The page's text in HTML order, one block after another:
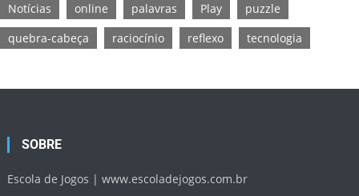
Notícias
online palavras Play
puzzle
quebra-cabeça
raciocínio reflexo tecnologia
SOBRE
Escola de Jogos |www.escoladejogos.com.br